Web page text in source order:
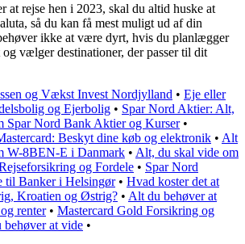
at rejse hen i 2023, skal du altid huske at
så du kan få mest muligt ud af din
ikke at være dyrt, hvis du planlægger
vælger destinationer, der passer til dit
og Vækst Invest Nordjylland • Eje eller
og Ejerbolig • Spar Nord Aktier: Alt,
Spar Nord Bank Aktier og Kurser•
Beskyt dine køb og elektronik • Alt
W-8BEN-E i Danmark • Alt, du skal vide om
og Fordele • Spar Nord
til Banker i Helsingør• Hvad koster det at
Kroatien og Østrig? • Alt du behøver at
renter• Mastercard Gold Forsikring og
at vide •